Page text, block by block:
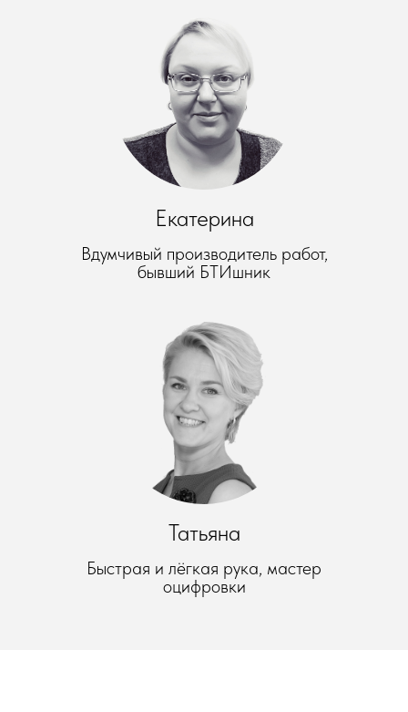
Екатерина
Вдумчивый производитель работ,
бывший БТИшник
Татьяна
Быстрая и лёгкая рука, мастер
оцифровки